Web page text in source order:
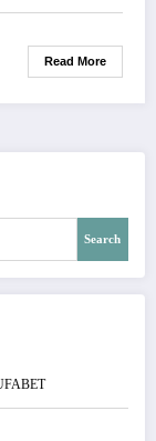
Read More
Search